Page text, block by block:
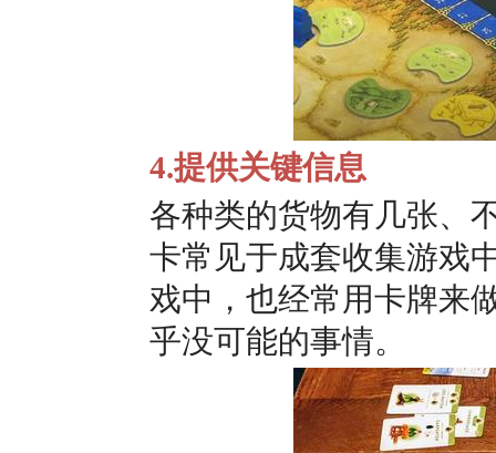
4.提供关键信息
各种类的货物有几张、
卡常见于成套收集游戏
戏中，也经常用卡牌来
乎没可能的事情。